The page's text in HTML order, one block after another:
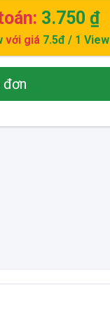
3.750 ₫
với giá 7.5đ / 1 View